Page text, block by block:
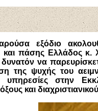
εξόδιο
πάσης Ελλάδος κ.
δυνατόν να
της ψυχής του
υπηρεσίες στην
και